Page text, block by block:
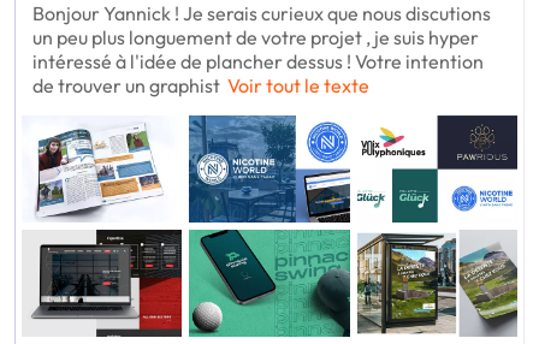
Bonjour Yannick ! Je serais curieux que nous discutions
un peu plus longuement de votre projet , je suis hyper
intéressé à l'idée de plancher dessus ! Votre intention
de trouver un graphist Voir tout le texte